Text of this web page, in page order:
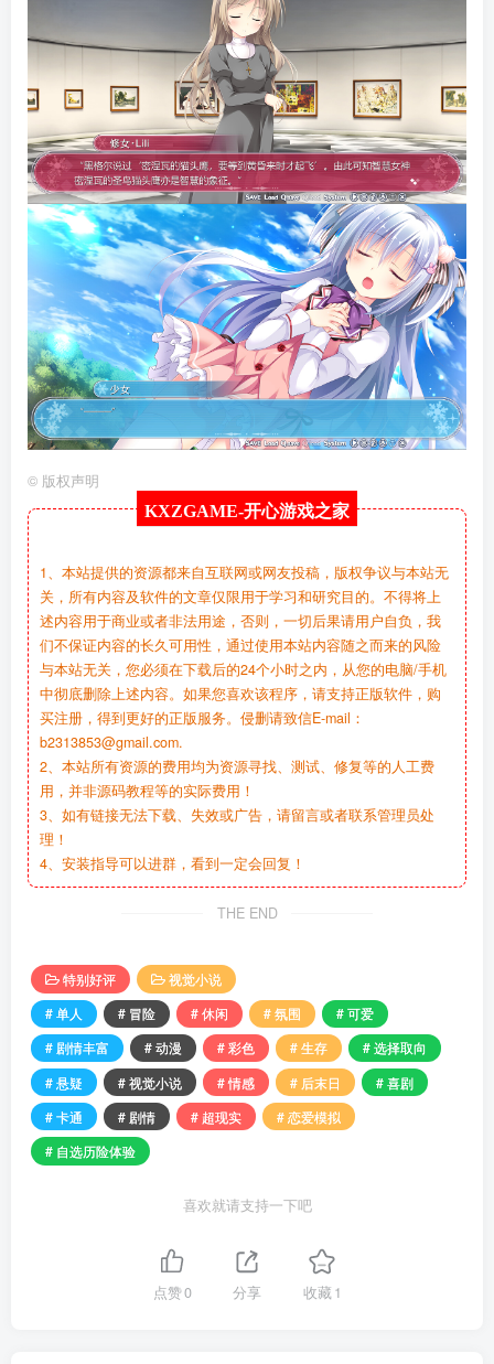
© 版权声明
KXZGAME-开心游戏之家
1、本站提供的资源都来自互联网或网友投稿，版权争议与本站无
关，所有内容及软件的文章仅限用于学习和研究目的。不得将上
述内容用于商业或者非法用途，否则，一切后果请用户自负，我
们不保证内容的长久可用性，通过使用本站内容随之而来的风险
与本站无关，您必须在下载后的24个小时之内，从您的电脑/手机
中彻底删除上述内容。如果您喜欢该程序，请支持正版软件，购
买注册，得到更好的正版服务。侵删请致信E-mail：
b2313853@gmail.com.
2、本站所有资源的费用均为资源寻找、测试、修复等的人工费
用，并非源码教程等的实际费用！
3、如有链接无法下载、失效或广告，请留言或者联系管理员处
理！
4、安装指导可以进群，看到一定会回复！
THE END
特别好评
视觉小说
# 单人
# 冒险 # 休闲 # 氛围
# 可爱
# 剧情丰富
# 动漫 # 彩色 # 生存
# 选择取向
# 悬疑
# 视觉小说 # 情感 # 后末日
# 喜剧
# 卡通
# 剧情 # 超现实
# 恋爱模拟
# 自选历险体验
喜欢就请支持一下吧
点赞0 分享 收藏1